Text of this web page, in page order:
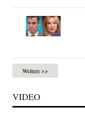
Weitere >>
VIDEO